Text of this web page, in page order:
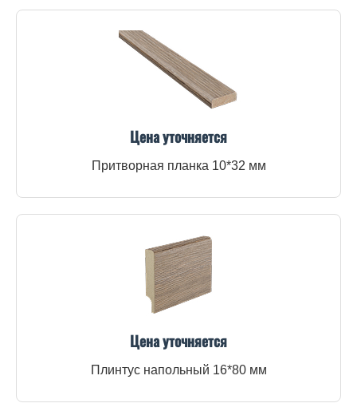
Цена уточняется
Притворная планка 10*32 мм
Цена уточняется
Плинтус напольный 16*80 мм